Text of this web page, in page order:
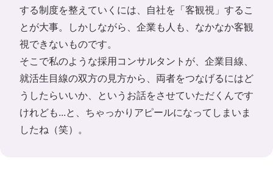
する制度を整えていくには、自社を「客観視」するこ
とが大事。しかしながら、企業も人も、なかなか客観
視できないものです。
そこで私のような採用コンサルタントが、企業目線、
就活生目線の双方の見方から、両者をつなげるにはど
うしたらいいか、というお話をさせていただくんです
けれども...と、ちゃっかりアピールになってしまいま
したね（笑）。